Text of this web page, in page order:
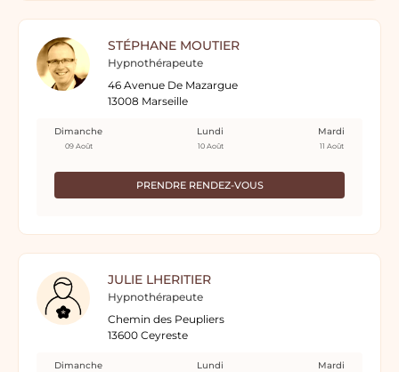
STÉPHANE MOUTIER
Hypnothérapeute
46 Avenue De Mazargue
13008 Marseille
PRENDRE RENDEZ-VOUS
Dimanche
09 Août
Lundi
10 Août
Mardi
11 Août
JULIE LHERITIER
Hypnothérapeute
Chemin des Peupliers
13600 Ceyreste
Dimanche Lundi Mardi